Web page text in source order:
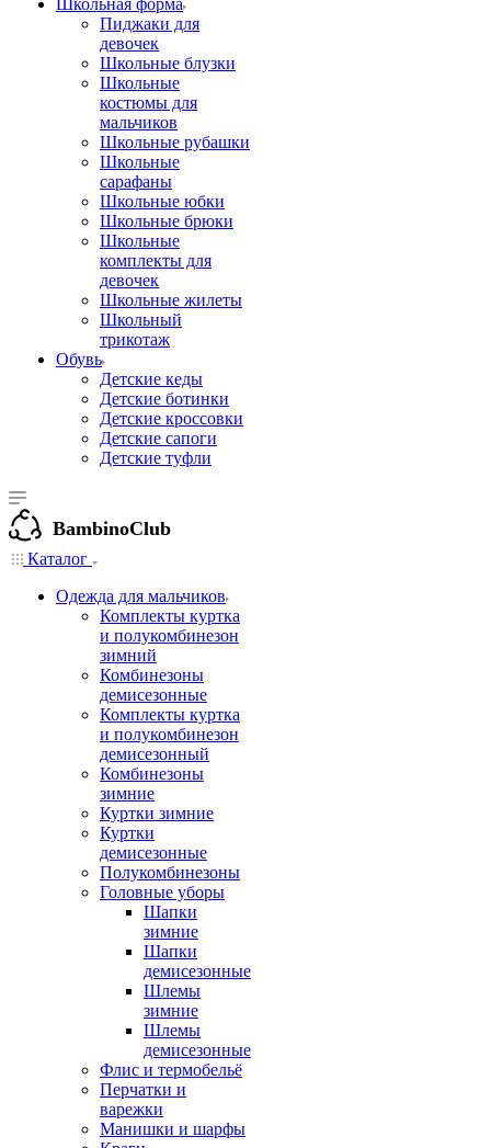
Школьная форма
Пиджаки для
девочек
Школьные блузки
Школьные
костюмы для
мальчиков
Школьные рубашки
Школьные
сарафаны
Школьные юбки
Школьные брюки
Школьные
комплекты для
девочек
Школьные жилеты
Школьный
трикотаж
Обувь
Детские кеды
Детские ботинки
Детские кроссовки
Детские сапоги
Детские туфли
BambinoClub
Каталог
Одежда для мальчиков
Комплекты куртка
и полукомбинезон
зимний
Комбинезоны
демисезонные
Комплекты куртка
и полукомбинезон
демисезонный
Комбинезоны
зимние
Куртки зимние
Куртки
демисезонные
Полукомбинезоны
Головные уборы
Шапки
зимние
Шапки
демисезонные
Шлемы
зимние
Шлемы
демисезонные
Флис и термобельё
Перчатки и
варежки
Манишки и шарфы